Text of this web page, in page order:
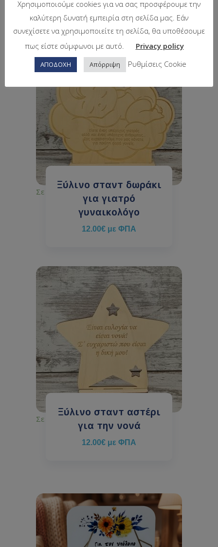
Ξύλινο σταντ δωράκι
για γιατρό
γυναικολόγο
12.00€ με ΦΠΑ
Σε απόθεμα
Ξύλινο σταντ αστέρι
για την νονά
12.00€ με ΦΠΑ
Σε απόθεμα
Χρησιμοποιούμε cookies για να σας προσφέρουμε την
καλύτερη δυνατή εμπειρία στη σελίδα μας. Εάν
συνεχίσετε να χρησιμοποιείτε τη σελίδα, θα υποθέσουμε
πως είστε σύμφωνοι με αυτό.
Privacy policy
ΑΠΟΔΟΧΗ Απόρριψη Ρυθμίσεις Cookie